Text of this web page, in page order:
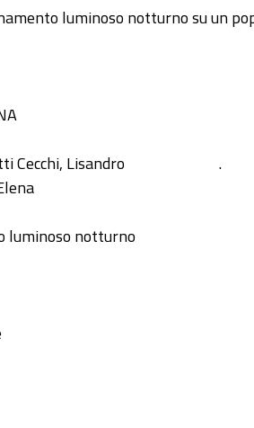
luminoso notturno su un
.
Cecchi, Lisandro
luminoso notturno